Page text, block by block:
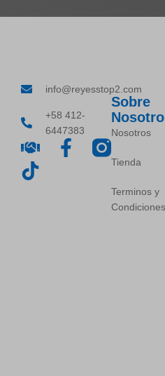
info@reyesstop2.com
+58 412-
6447383
Sobre
Nosotros
Tienda
Terminos y
Condiciones